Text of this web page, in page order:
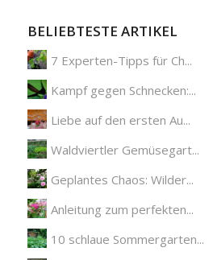
BELIEBTESTE ARTIKEL
7 Experten-Tipps für Ch...
Kampf gegen Schnecken:...
Liebe auf den ersten Au...
Waldviertler Gemüsegart...
Geplantes Chaos: Wilder...
Anleitung zum perfekten...
10 schlaue Sommergarten...